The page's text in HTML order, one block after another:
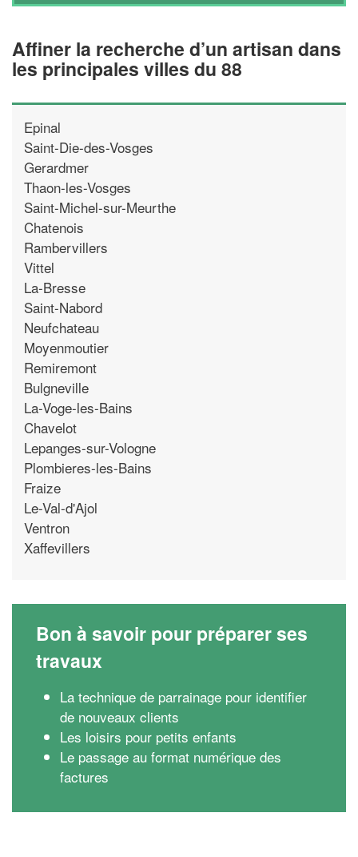
Affiner la recherche d’un artisan dans
les principales villes du 88
Epinal
Saint-Die-des-Vosges
Gerardmer
Thaon-les-Vosges
Saint-Michel-sur-Meurthe
Chatenois
Rambervillers
Vittel
La-Bresse
Saint-Nabord
Neufchateau
Moyenmoutier
Remiremont
Bulgneville
La-Voge-les-Bains
Chavelot
Lepanges-sur-Vologne
Plombieres-les-Bains
Fraize
Le-Val-d'Ajol
Ventron
Xaffevillers
Bon à savoir pour préparer ses
travaux
La technique de parrainage pour identifier
de nouveaux clients
Les loisirs pour petits enfants
Le passage au format numérique des
factures